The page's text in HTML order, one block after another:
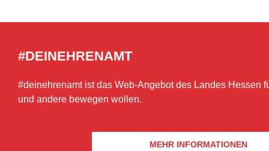
#DEINEHRENAMT
#deinehrenamt ist das Web-Angebot des Landes Hessen
und andere bewegen wollen.
MEHR INFORMATIONEN